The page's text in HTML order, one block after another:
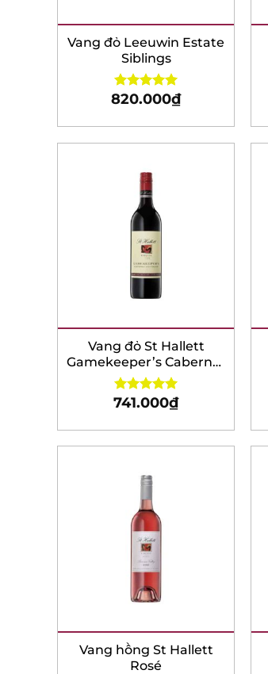
Vang đỏ Leeuwin Estate
Siblings
Rated5.00
820.000₫
Vang đỏ St Hallett
Gamekeeper’s Cabernet
Sauvignon
Rated5.00
741.000₫
Vang hồng St Hallett
Rosé